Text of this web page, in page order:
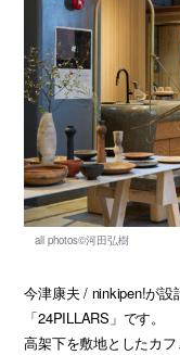
今津康夫 / ninkipen!が
「24PILLARS」です。
高架下を敷地としたカ